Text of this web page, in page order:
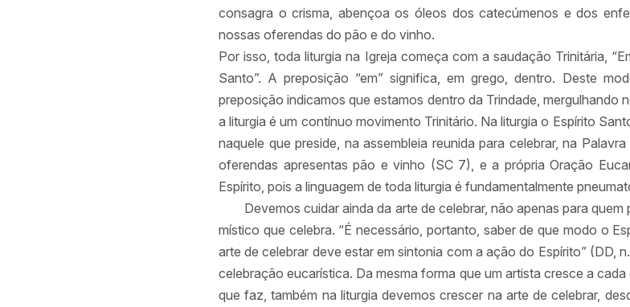
consagra o crisma, abençoa os óleos dos catecúmenos e dos
nossas oferendas do pão e do vinho.
Por isso, toda liturgia na Igreja começa com a saudação Trinitária,
Santo”. A preposição “em” significa, em grego, dentro. Deste
preposição indicamos que estamos dentro da Trindade, mergulhando
a liturgia é um contínuo movimento Trinitário. Na liturgia o Espírito
naquele que preside, na assembleia reunida para celebrar, na
oferendas apresentas pão e vinho (SC 7), e a própria Oração
Espírito, pois a linguagem de toda liturgia é fundamentalmente
Devemos cuidar ainda da arte de celebrar, não apenas para
místico que celebra. “É necessário, portanto, saber de que modo o
arte de celebrar deve estar em sintonia com a ação do Espírito” (DD,
celebração eucarística. Da mesma forma que um artista cresce a
que faz, também na liturgia devemos crescer na arte de celebrar,